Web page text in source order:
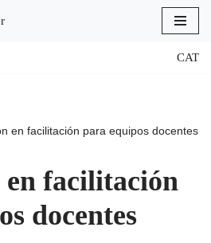
CAT
en facilitación para equipos docentes
facilitación
docentes